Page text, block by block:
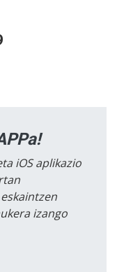
iOS aplikazio
izango